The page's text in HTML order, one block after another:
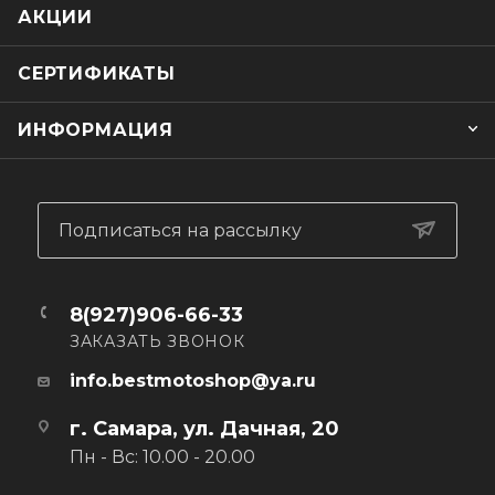
лайкровыми удлинителями
АКЦИИ
СЕРТИФИКАТЫ
ИНФОРМАЦИЯ
г. Самара, ул. Дачная, 20
Пн - Вс: 10.00 - 20.00
Подписаться на рассылку
8(927)906-66-33
ЗАКАЗАТЬ ЗВОНОК
info.bestmotoshop@ya.ru